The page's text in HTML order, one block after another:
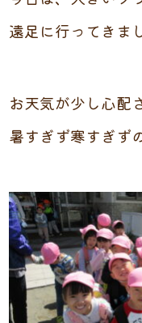
遠足に行ってきま
お天気が少し心配
暑すぎず寒すぎず